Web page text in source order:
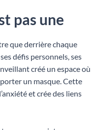
pas une
que derrière chaque
défis personnels, ses
créé un espace où
un masque. Cette
et crée des liens